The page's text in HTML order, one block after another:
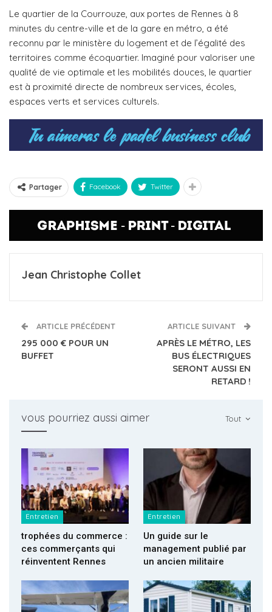
Le quartier de la Courrouze, aux portes de Rennes à 8
minutes du centre-ville et de la gare en métro, a été
reconnu par le ministère du logement et de l’égalité des
territoires comme écoquartier. Imaginé pour valoriser une
qualité de vie optimale et les mobilités douces, le quartier
est à proximité directe de nombreux services, écoles,
espaces verts et services culturels.
Partager Facebook Twitter
Jean Christophe Collet
ARTICLE PRÉCÉDENT
295 000 € POUR UN
BUFFET
ARTICLE SUIVANT
APRÈS LE MÉTRO, LES
BUS ÉLECTRIQUES
SERONT AUSSI EN
RETARD !
Tout
vous pourriez aussi aimer
Entretien
trophées du commerce :
ces commerçants qui
réinventent Rennes
Entretien
Un guide sur le
management publié par
un ancien militaire